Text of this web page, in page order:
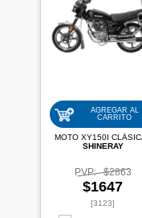
AGREGAR AL
CARRITO
SHINERAY
PVP: $2863
$1647
[3123]